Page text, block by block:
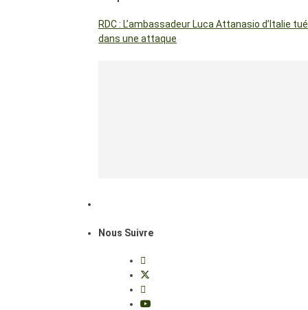
RDC : L’ambassadeur Luca Attanasio d’Italie tué
dans une attaque
Nous Suivre